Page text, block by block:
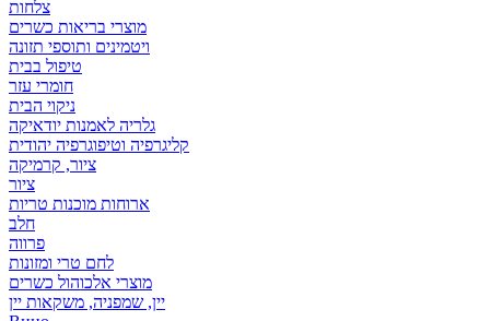
צלחות
מוצרי בריאות כשרים
ויטמינים ותוספי תזונה
טיפול בבית
חומרי עזר
ניקוי הבית
גלריה לאמנות יודאיקה
קליגרפיה וטיפוגרפיה יהודית
ציור, קרמיקה
ציור
ארוחות מוכנות טריות
חלב
פרווה
לחם טרי ומזונות
מוצרי אלכוהול כשרים
יין, שמפניה, משקאות יין